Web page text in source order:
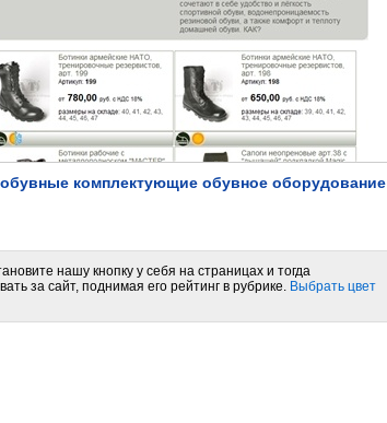
комплектующие обувное оборудование
нашу кнопку у себя на страницах и тогда
за сайт, поднимая его рейтинг в рубрике. Выбрать цвет